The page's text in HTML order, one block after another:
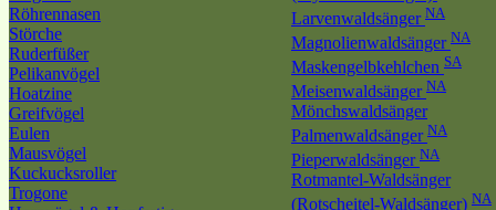
Röhrennasen
Störche
Ruderfüßer
Pelikanvögel
Hoatzine
Greifvögel
Eulen
Mausvögel
Kuckucksroller
Trogone
Larvenwaldsänger NA
Magnolienwaldsänger NA
Maskengelbkehlchen SA
Meisenwaldsänger NA
Mönchswaldsänger
Palmenwaldsänger NA
Pieperwaldsänger NA
Rotmantel-Waldsänger
(Rotscheitel-Waldsänger) NA